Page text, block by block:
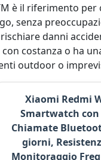
è il riferimento per
senza
danni
costanza o ha
outdoor o
Xiaomi Redmi
Smartwatch con
Chiamate
giorni,
Monitoraggio